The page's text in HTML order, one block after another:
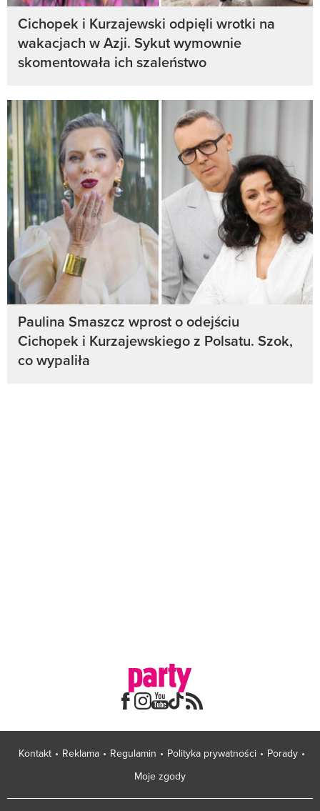
Cichopek i Kurzajewski odpięli wrotki na
wakacjach w Azji. Sykut wymownie
skomentowała ich szaleństwo
Paulina Smaszcz wprost o odejściu
Cichopek i Kurzajewskiego z Polsatu. Szok,
co wypaliła
Kontakt Reklama Regulamin Polityka prywatności
Porady
Moje zgody